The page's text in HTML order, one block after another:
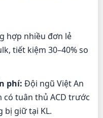
hợp nhiều đơn lẻ
tiết kiệm 30–40% so
phí: Đội ngũ Việt An
có tuân thủ ACD trước
giữ tại KL.